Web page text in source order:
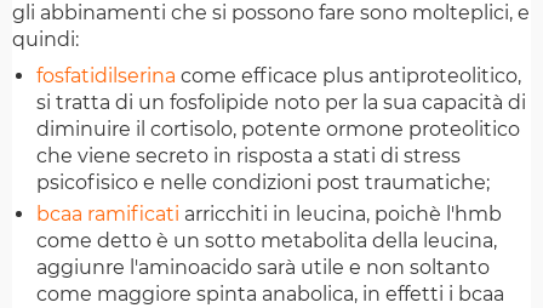
gli abbinamenti che si possono fare sono molteplici, e
quindi:
fosfatidilserina come efficace plus antiproteolitico,
si tratta di un fosfolipide noto per la sua capacità di
diminuire il cortisolo, potente ormone proteolitico
che viene secreto in risposta a stati di stress
psicofisico e nelle condizioni post traumatiche;
bcaa ramificati arricchiti in leucina, poichè l'hmb
come detto è un sotto metabolita della leucina,
aggiunre l'aminoacido sarà utile e non soltanto
come maggiore spinta anabolica, in effetti i bcaa